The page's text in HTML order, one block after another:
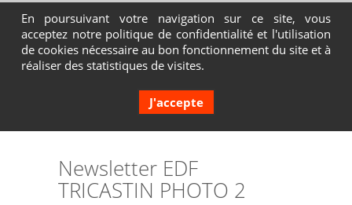
Contactez-nous au 04 72 65 05 80
Newsletter EDF
TRICASTIN PHOTO 2
En poursuivant votre navigation sur ce site, vous
acceptez notre politique de confidentialité et l'utilisation
de cookies nécessaire au bon fonctionnement du site et à
réaliser des statistiques de visites.
J'accepte